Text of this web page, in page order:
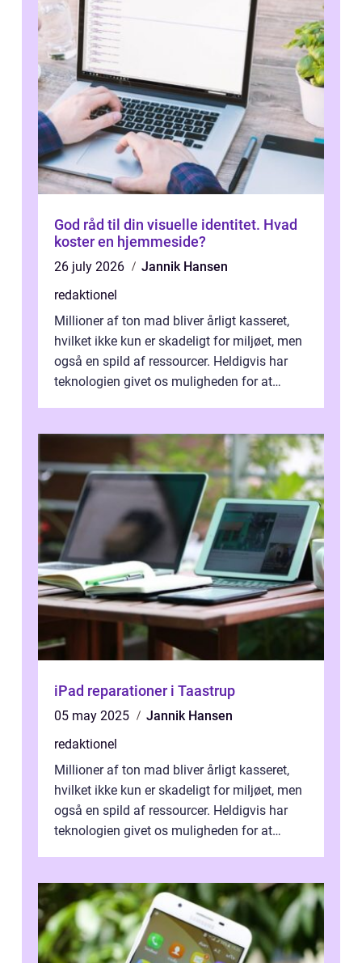
God råd til din visuelle identitet. Hvad
koster en hjemmeside?
26 july 2026
Jannik Hansen
redaktionel
Millioner af ton mad bliver årligt kasseret,
hvilket ikke kun er skadeligt for miljøet, men
også en spild af ressourcer. Heldigvis har
teknologien givet os muligheden for at
iPad reparationer i Taastrup
05 may 2025
Jannik Hansen
redaktionel
Millioner af ton mad bliver årligt kasseret,
hvilket ikke kun er skadeligt for miljøet, men
også en spild af ressourcer. Heldigvis har
teknologien givet os muligheden for at